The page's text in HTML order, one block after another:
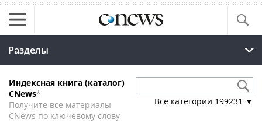
Разделы
Индексная книга (каталог)
CNews*
Получите все материалы
CNews по ключевому слову
Все категории 199231 ▼